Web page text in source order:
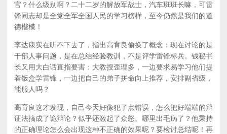
官？什么级别啊？二十二岁的解放军战士，汽车班班长嘛，可雷
锋同志却是全党全军全国人民的学习榜样，至今仍然是我们的道
德楷模！
李达康实在听不下去了，指出高育良偷换了概念：现在讨论的是
干部人事问题，是在总结经验教训，不是评学雷锋标兵。钱秘书
长又用大白话直指要害：大教授歪理多，一边要求易学习他们提
着饭盒学雷锋，一边把自己的弟子拼命向上推荐，安排副省级，
能服人吗？
高育良这才发现，自己今天好像犯了点错误，怎么把好端端的辩
证法搞成了诡辩论？似乎还激起了众怒。哪里出毛病了？他秉持
的正确理论怎么会出现这种不正确的效果呢？要检讨总结呢！再